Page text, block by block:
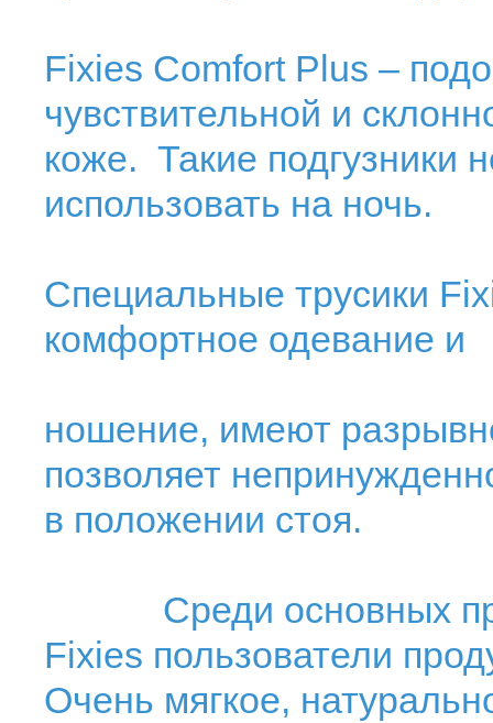
Fixies Comfort Plus –
чувствительной и
коже. Такие подгузники
использовать на ночь.
Специальные трусики
комфортное одевание и
ношение, имеют
позволяет
в положении стоя.
Среди основных
Fixies пользователи
Очень мягкое,